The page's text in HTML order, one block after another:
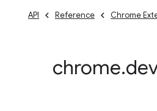
Chrome
Reference
API
chrome.